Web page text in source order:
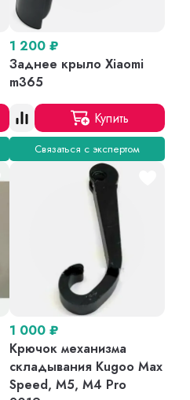
1 200 ₽
Заднее крыло Xiaomi
m365
Купить
Связаться с экспертом
1 000 ₽
Крючок механизма
складывания Kugoo Max
Speed, M5, M4 Pro